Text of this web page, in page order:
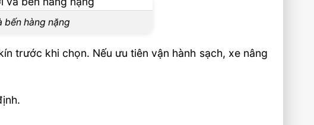
bến hàng nặng
trước khi chọn. Nếu ưu tiên vận hành sạch, xe nâng